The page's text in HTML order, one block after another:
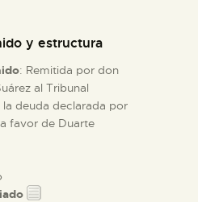
y estructura
: Remitida por don
al Tribunal
deuda declarada por
favor de Duarte